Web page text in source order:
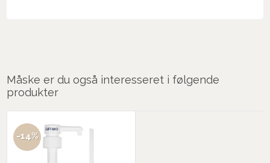
Måske er du også interesseret i følgende
produkter
-14%